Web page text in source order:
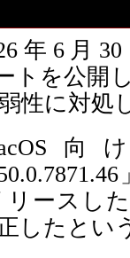
年6月
トを公開
性に対処
向
リースし
したとい